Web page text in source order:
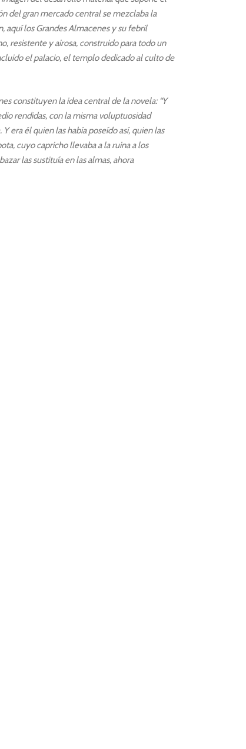
del gran mercado central se mezclaba la
aquí los Grandes Almacenes y su febril
resistente y airosa, construido para todo un
el palacio, el templo dedicado al culto de
constituyen la idea central de la novela: “Y
rendidas, con la misma voluptuosidad
era él quien las había poseído así, quien las
cuyo capricho llevaba a la ruina a los
las sustituía en las almas, ahora